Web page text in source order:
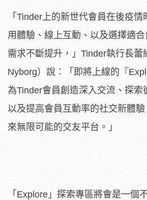
「Tinder上的新世代會員在後疫
用體驗、線上互動、以及選擇適
需求不斷提升，」Tinder執行長蕾
Nyborg）說：「即將上線的『
為Tinder會員創造深入交流、探索
以及提高會員互動率的社交新體
來無限可能的交友平台。」
「Explore」探索專區將會是一個